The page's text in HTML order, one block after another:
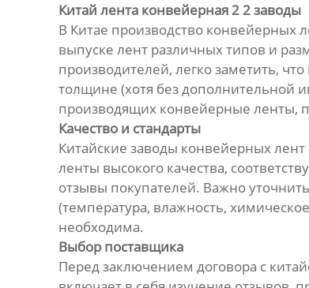
Китай лента конвейерная 2 2 заводы
В Китае производство конвейерных
выпуске лент различных типов и
производителей, легко заметить,
толщине (хотя без дополнительной
производящих конвейерные ленты,
Качество и стандарты
Китайские заводы конвейерных
ленты высокого качества,
отзывы покупателей. Важно
(температура, влажность,
необходима.
Выбор поставщика
Перед заключением договора с